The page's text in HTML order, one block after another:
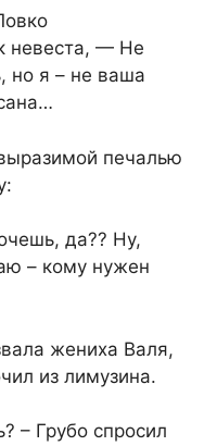
невеста, — Не
но я – не ваша
печалью
да?? Ну,
– кому нужен
жениха Валя,
из лимузина.
– Грубо спросил